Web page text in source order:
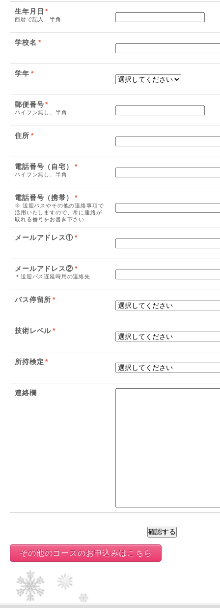
生年月日 *
西暦で記入、半角
学校名 *
学年 *
郵便番号 *
ハイフン無し、半角
住所 *
電話番号（自宅） *
ハイフン無し、半角
電話番号（携帯） *
※ 送迎バスやその他の連絡事項で
活用いたしますので、常に連絡が
取れる番号をお書き下さい
メールアドレス① *
メールアドレス② *
＊送迎バス遅延時用の連絡先
バス停留所 *
技術レベル *
所持検定 *
連絡欄
その他のコースのお申込みはこちら